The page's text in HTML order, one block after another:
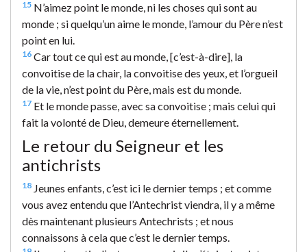
15 N’aimez point le monde, ni les choses qui sont au
monde ; si quelqu’un aime le monde, l’amour du Père n’est
point en lui.
16 Car tout ce qui est au monde, [c’est-à-dire], la
convoitise de la chair, la convoitise des yeux, et l’orgueil
de la vie, n’est point du Père, mais est du monde.
17 Et le monde passe, avec sa convoitise ; mais celui qui
fait la volonté de Dieu, demeure éternellement.
Le retour du Seigneur et les
antichrists
18 Jeunes enfants, c’est ici le dernier temps ; et comme
vous avez entendu que l’Antechrist viendra, il y a même
dès maintenant plusieurs Antechrists ; et nous
connaissons à cela que c’est le dernier temps.